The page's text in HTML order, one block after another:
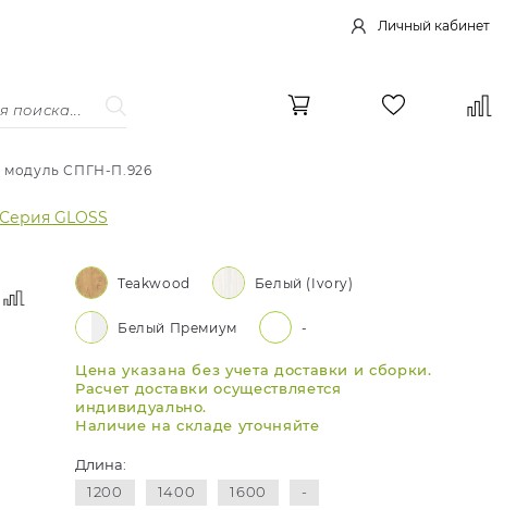
Личный кабинет
модуль СПГН-П.926
GLOSS
Teakwood Белый (Ivory)
Белый Премиум -
Цена указана без учета доставки и сборки.
Расчет доставки осуществляется
индивидуально.
Наличие на складе уточняйте
Длина:
1200
1400 1600 -